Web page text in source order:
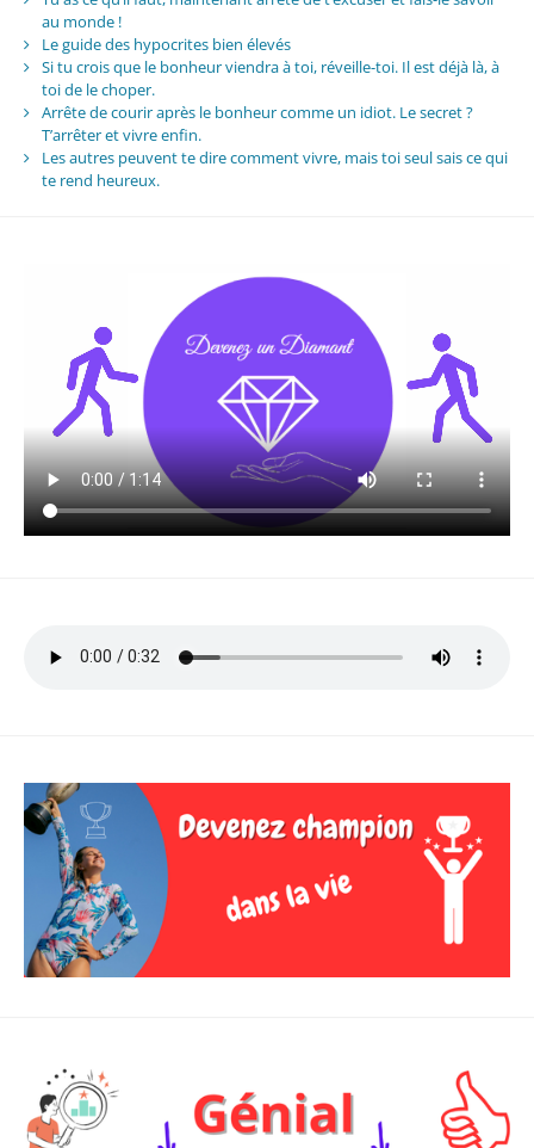
au monde !
Le guide des hypocrites bien élevés
Si tu crois que le bonheur viendra à toi, réveille-toi. Il est déjà là, à
toi de le choper.
Arrête de courir après le bonheur comme un idiot. Le secret ?
T’arrêter et vivre enfin.
Les autres peuvent te dire comment vivre, mais toi seul sais ce qui
te rend heureux.